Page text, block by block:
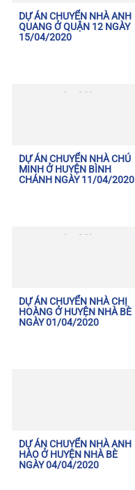
DỰ ÁN CHUYỂN NHÀ ANH
QUANG Ở QUẬN 12 NGÀY
15/04/2020
DỰ ÁN CHUYỂN NHÀ CHÚ
MINH Ở HUYỆN BÌNH
CHÁNH NGÀY 11/04/2020
DỰ ÁN CHUYỂN NHÀ CHỊ
HOÀNG Ở HUYỆN NHÀ BÈ
NGÀY 01/04/2020
DỰ ÁN CHUYỂN NHÀ ANH
HÀO Ở HUYỆN NHÀ BÈ
NGÀY 04/04/2020